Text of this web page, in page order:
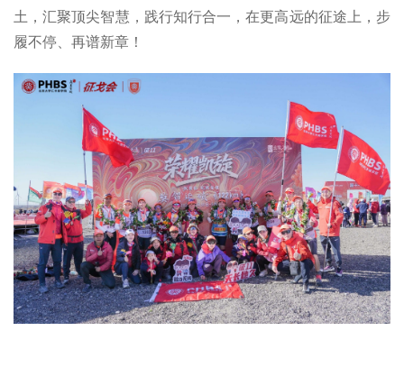
土，汇聚顶尖智慧，践行知行合一，在更高远的征途上，步
履不停、再谱新章！